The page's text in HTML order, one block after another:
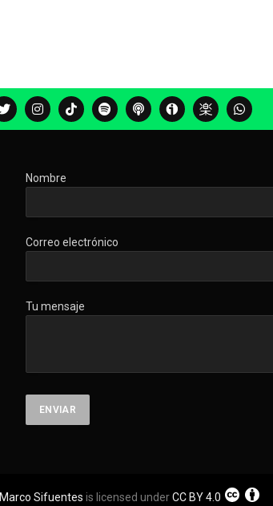
Nombre
Correo electrónico
Tu mensaje
Marco Sifuentes is licensed underCC BY 4.0